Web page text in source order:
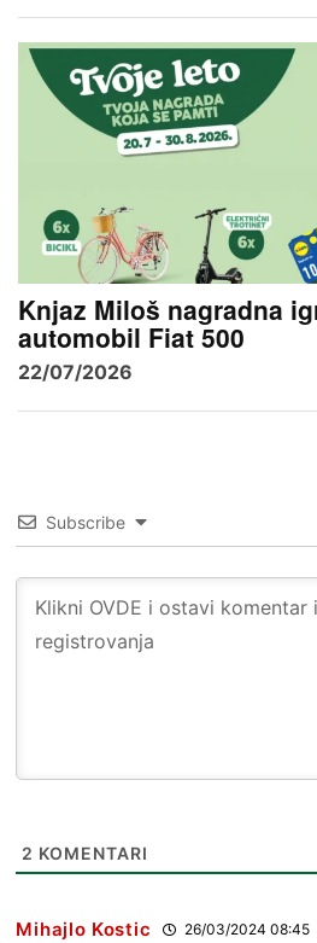
Knjaz Miloš nagradna
automobil Fiat 500
22/07/2026
Subscribe
2 KOMENTARI
Mihajlo Kostic 26/03/2024 08:45